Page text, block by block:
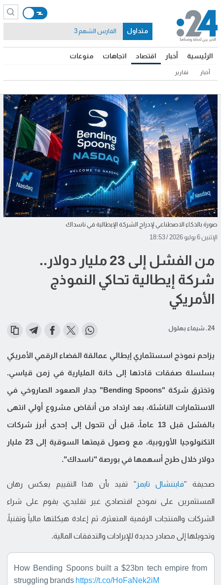
الرئيسية أخبار اقتصاد
أخبار تقارير
اتجاهات منوعات
متداول الفارس الشهم 3
صورة بالذكاء الاصطناعي لإدراج الشركة الإيطالية في ناسداك
الإثنين 6 يوليو 2026 / 18:53
من الفشل إلى 23 مليار دولار..
شركة إيطالية تحاكي النموذج
الأمريكي
24 ـ شيماء بهلول
يزاحم نموذج اسستثماري إيطالي عمالقة الفضاء الرقمي الأمريكي
بسلسلة صفقات قادتها إلى خانة المليارية في زمن قياسي.
وتخترق شركة "Bending Spoons" جدار الصعود الصاروخي في
الاستثمارات الناشئة، بعد ارتداد من أنقاض مشروع أولي انتهى
بالفشل قبل 13 عاماً، قبل أن تتحول إلى إحدى أبرز شركات
التكنولوجيا الأوروبية، مع وصول قيمتها السوقية إلى 23 مليار
دولار خلال طرح أسهمها في بورصة "ناسداك".
صحيفة "فايننشال تايمز" تفيد بأن هذا التقييم يعكس رهان
المستثمرين على نموذج اقتصادي غير تقليدي، يقوم على شراء
الشركات والمنتجات الرقمية المتعثرة، ثم إعادة هيكلتها مالياً وتقنياً،
وتحويلها إلى مصادر جديدة للإيرادات والتدفقات المالية.
How Bending Spoons built a $23bn tech empire from
struggling brands https://t.co/HoFaNek2iM